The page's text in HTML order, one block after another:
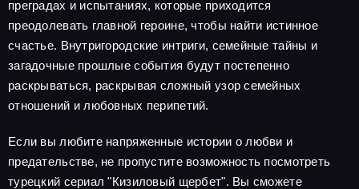
преградах и испытаниях, которые приходится
преодолевать главной героине, чтобы найти истинное
счастье. Внутригородские интриги, семейные тайны и
загадочные прошлые события будут постепенно
раскрываться, раскрывая сложный узор семейных
отношений и любовных перипетий.
Если вы любите напряженные истории о любви и
предательстве, не пропустите возможность посмотреть
турецкий сериал "Кизиловый щербет". Вы сможете